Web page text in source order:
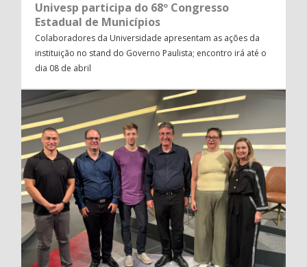
Univesp participa do 68º Congresso
Estadual de Municípios
Colaboradores da Universidade apresentam as ações da
instituição no stand do Governo Paulista; encontro irá até o
dia 08 de abril